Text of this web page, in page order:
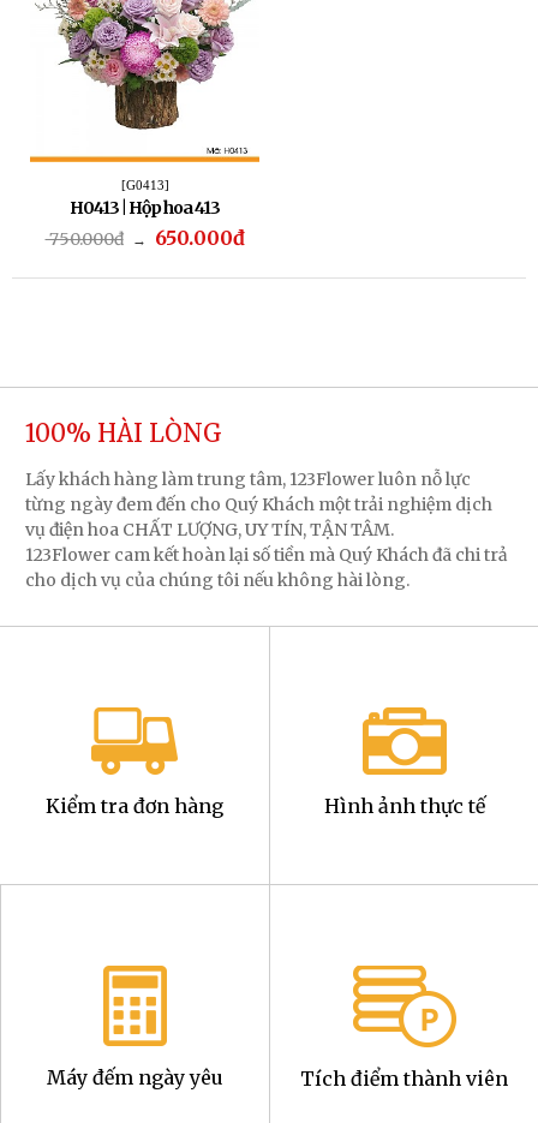
[G0413]
H0413 | Hộp hoa 413
750.000đ
→ 650.000đ
100% HÀI LÒNG
Lấy khách hàng làm trung tâm, 123Flower luôn nỗ lực
từng ngày đem đến cho Quý Khách một trải nghiệm dịch
vụ điện hoa CHẤT LƯỢNG, UY TÍN, TẬN TÂM.
123Flower cam kết hoàn lại số tiền mà Quý Khách đã chi trả
cho dịch vụ của chúng tôi nếu không hài lòng.
Kiểm tra đơn hàng Hình ảnh thực tế
Máy đếm ngày yêu Tích điểm thành viên